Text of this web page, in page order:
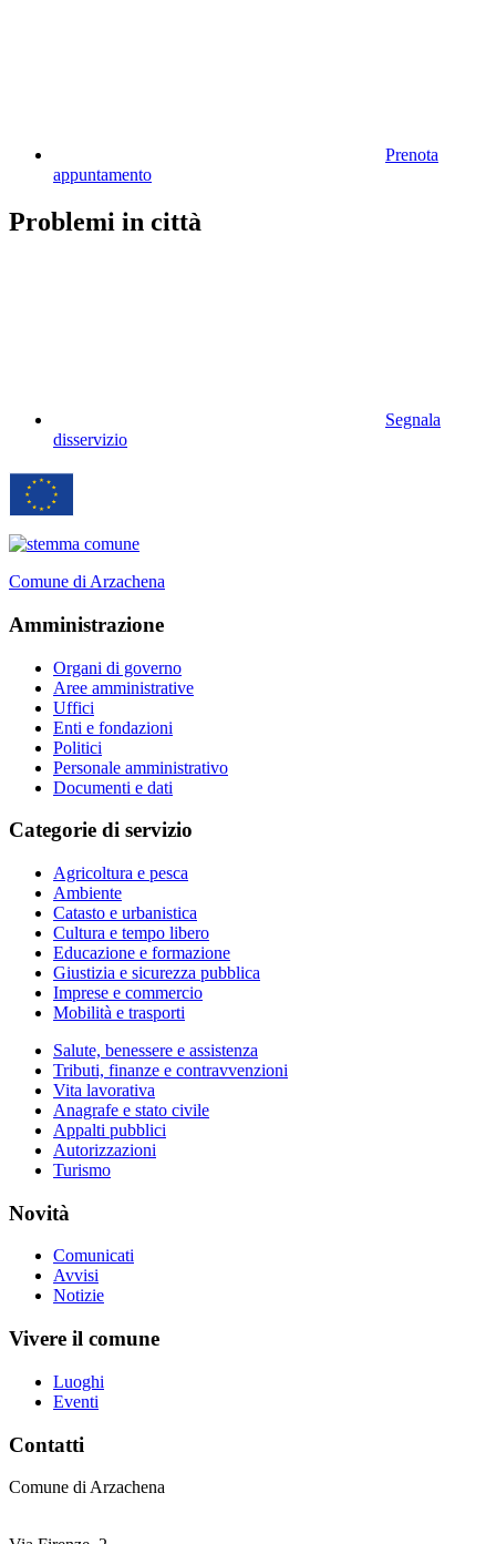
Prenota
appuntamento
Problemi in città
Segnala
disservizio
Comune di Arzachena
Amministrazione
Organi di governo
Aree amministrative
Uffici
Enti e fondazioni
Politici
Personale amministrativo
Documenti e dati
Categorie di servizio
Agricoltura e pesca
Ambiente
Catasto e urbanistica
Cultura e tempo libero
Educazione e formazione
Giustizia e sicurezza pubblica
Imprese e commercio
Mobilità e trasporti
Salute, benessere e assistenza
Tributi, finanze e contravvenzioni
Vita lavorativa
Anagrafe e stato civile
Appalti pubblici
Autorizzazioni
Turismo
Novità
Comunicati
Avvisi
Notizie
Vivere il comune
Luoghi
Eventi
Contatti
Comune di Arzachena